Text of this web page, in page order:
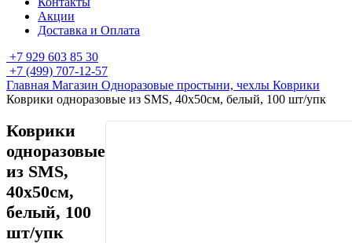
Акции
Доставка и Оплата
+7 929 603 85 30
+7 (499) 707-12-57
Главная Магазин Одноразовые простыни, чехлы Коврики
Коврики одноразовые из SMS, 40х50см, белый, 100 шт/упк
Коврики
одноразовые
из SMS,
40х50см,
белый, 100
шт/упк